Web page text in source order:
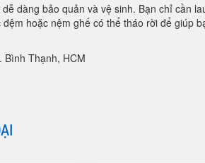
dàng bảo quản và vệ sinh. Bạn chỉ cần
hoặc nệm ghế có thể tháo rời để giúp
Thạnh, HCM